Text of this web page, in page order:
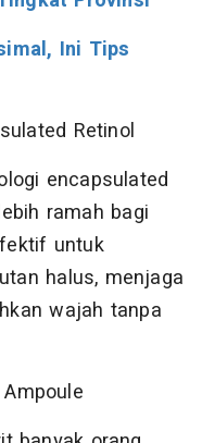
Ini Tips
Retinol
encapsulated
ramah bagi
untuk
halus, menjaga
wajah tanpa